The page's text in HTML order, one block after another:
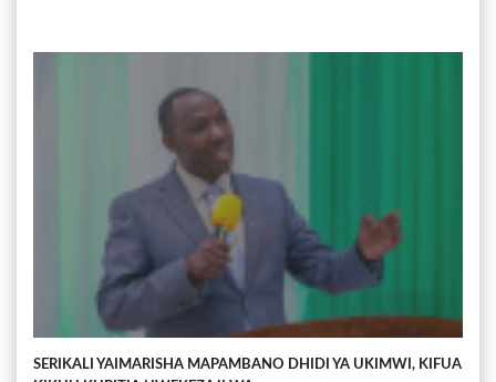
SERIKALI YAIMARISHA MAPAMBANO DHIDI YA UKIMWI, KIFUA